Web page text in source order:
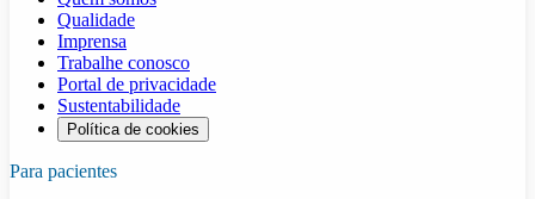
Qualidade
Imprensa
Trabalhe conosco
Portal de privacidade
Sustentabilidade
Política de cookies
Para pacientes